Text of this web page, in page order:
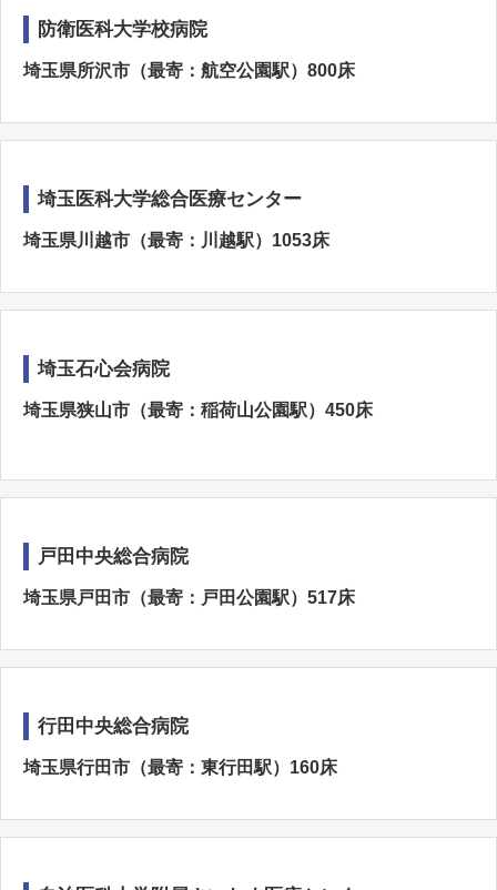
防衛医科大学校病院
埼玉県所沢市（最寄：航空公園駅）800床
埼玉医科大学総合医療センター
埼玉県川越市（最寄：川越駅）1053床
埼玉石心会病院
埼玉県狭山市（最寄：稲荷山公園駅）450床
戸田中央総合病院
埼玉県戸田市（最寄：戸田公園駅）517床
行田中央総合病院
埼玉県行田市（最寄：東行田駅）160床